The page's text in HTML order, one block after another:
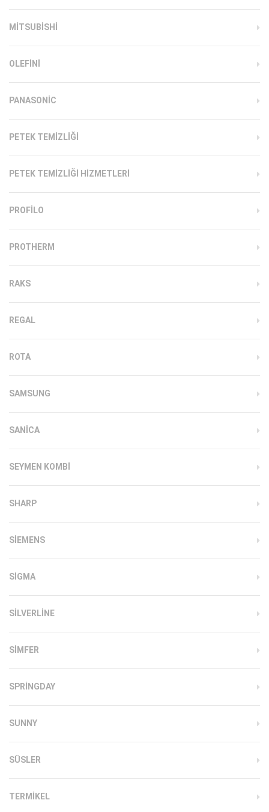
MITSUBISHI
OLEFINI
PANASONIC
PETEK TEMIZLIĞI
PETEK TEMIZLIĞI HIZMETLERI
PROFILO
PROTHERM
RAKS
REGAL
ROTA
SAMSUNG
SANICA
SEYMEN KOMBI
SHARP
SIEMENS
SIGMA
SILVERLINE
SIMFER
SPRINGDAY
SUNNY
SÜSLER
TERMIKEL